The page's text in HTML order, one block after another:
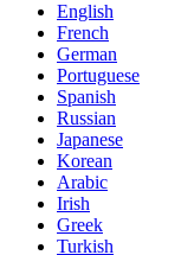
English
French
German
Portuguese
Spanish
Russian
Japanese
Korean
Arabic
Irish
Greek
Turkish